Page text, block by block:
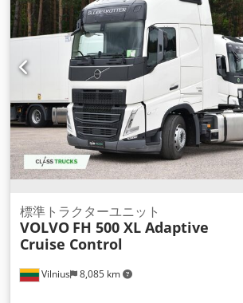
Vilnius 8,085 km
標準トラクターユニット
VOLVO FH 500 XL Adaptive
Cruise Control